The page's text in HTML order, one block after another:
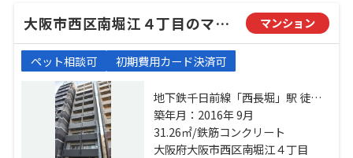
大阪市西区南堀江４丁目のマンション マンション
ペット相談可 初期費用カード決済可
地下鉄千日前線「西長堀」駅 徒歩7
分 阪神電鉄阪神なんば「桜川」
駅 徒歩7分 地下鉄千日前線「桜川」
駅 徒歩7分
築年月：2016年 9月
31.26㎡/鉄筋コンクリート
大阪府大阪市西区南堀江４丁目